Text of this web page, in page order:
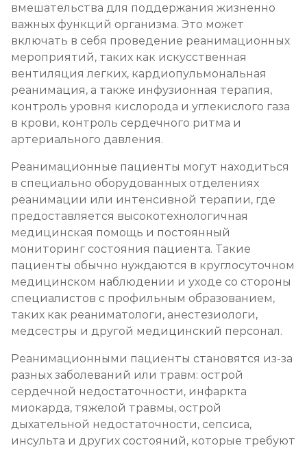
вмешательства для поддержания жизненно
важных функций организма. Это может
включать в себя проведение реанимационных
мероприятий, таких как искусственная
вентиляция легких, кардиопульмональная
реанимация, а также инфузионная терапия,
контроль уровня кислорода и углекислого газа
в крови, контроль сердечного ритма и
артериального давления.
Реанимационные пациенты могут находиться
в специально оборудованных отделениях
реанимации или интенсивной терапии, где
предоставляется высокотехнологичная
медицинская помощь и постоянный
мониторинг состояния пациента. Такие
пациенты обычно нуждаются в круглосуточном
медицинском наблюдении и уходе со стороны
специалистов с профильным образованием,
таких как реаниматологи, анестезиологи,
медсестры и другой медицинский персонал.
Реанимационными пациенты становятся из-за
разных заболеваний или травм: острой
сердечной недостаточности, инфаркта
миокарда, тяжелой травмы, острой
дыхательной недостаточности, сепсиса,
инсульта и других состояний, которые требуют